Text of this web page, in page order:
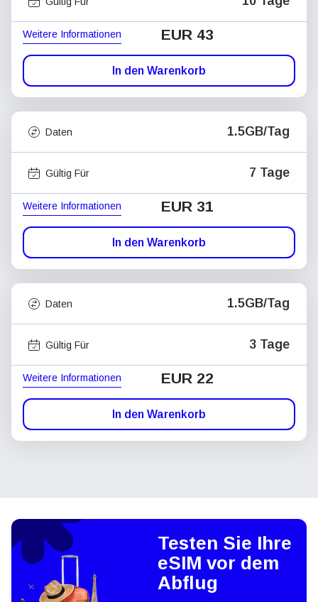
Weitere Informationen EUR 43
In den Warenkorb
Daten 1.5GB/Tag
Gültig Für 7 Tage
Weitere Informationen EUR 31
In den Warenkorb
Daten 1.5GB/Tag
Gültig Für 3 Tage
Weitere Informationen EUR 22
In den Warenkorb
Testen Sie Ihre
eSIM vor dem
Abflug